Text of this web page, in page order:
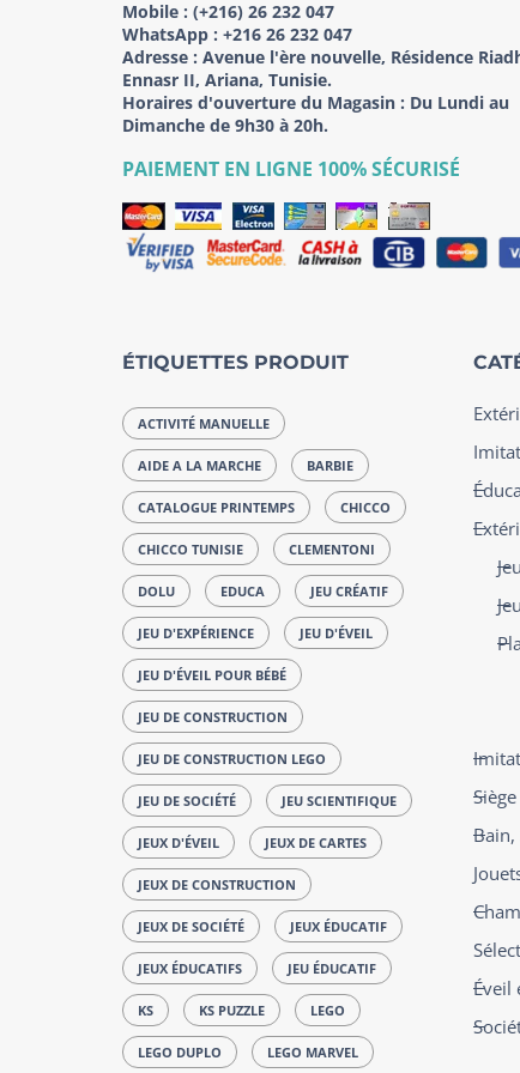
Mobile : (+216) 26 232 047
WhatsApp : +216 26 232 047
Adresse : Avenue l'ère nouvelle, Résidence
Ennasr II, Ariana, Tunisie.
Horaires d'ouverture du Magasin : Du Lundi au
Dimanche de 9h30 à 20h.
PAIEMENT EN LIGNE 100% SÉCURISÉ
ÉTIQUETTES PRODUIT
ACTIVITÉ MANUELLE
AIDE A LA MARCHE BARBIE
CATALOGUE PRINTEMPS CHICCO
CHICCO TUNISIE CLEMENTONI
DOLU EDUCA JEU CRÉATIF
JEU D'EXPÉRIENCE JEU D'ÉVEIL
JEU D'ÉVEIL POUR BÉBÉ
JEU DE CONSTRUCTION
JEU DE CONSTRUCTION LEGO
JEU DE SOCIÉTÉ JEU SCIENTIFIQUE
JEUX D'ÉVEIL JEUX DE CARTES
JEUX DE CONSTRUCTION
JEUX DE SOCIÉTÉ JEUX ÉDUCATIF
JEUX ÉDUCATIFS JEU ÉDUCATIF
KS KS PUZZLE LEGO
LEGO DUPLO LEGO MARVEL
Bain,
Éveil